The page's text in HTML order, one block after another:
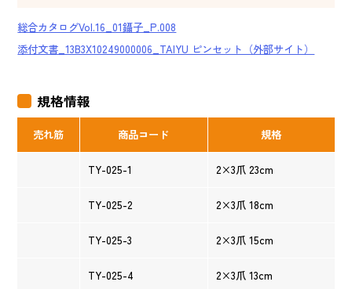
総合カタログVol.16_01鑷子_P.008
添付文書_13B3X10249000006_TAIYU ピンセット（外部サイト）
規格情報
売れ筋 商品コード 規格
TY-025-1 2×3爪 23cm
TY-025-2 2×3爪 18cm
TY-025-3 2×3爪 15cm
TY-025-4 2×3爪 13cm